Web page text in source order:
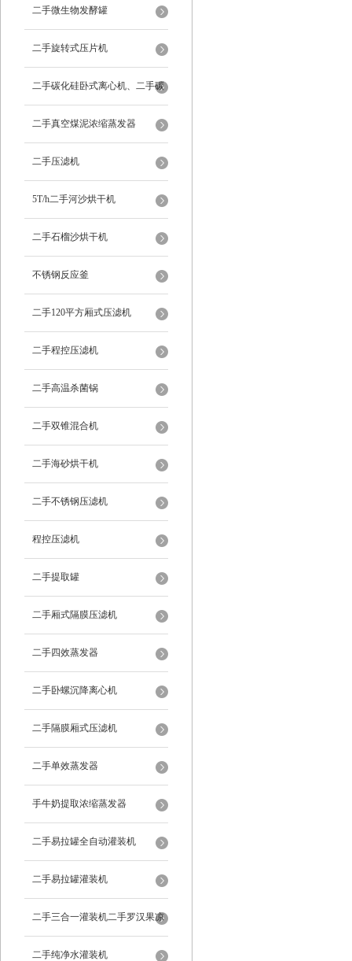
二手微生物发酵罐
二手旋转式压片机
二手碳化硅卧式离心机、二手碳
化硅分级机、二手碳化硅水洗离
心机
二手真空煤泥浓缩蒸发器
二手压滤机
5T/h二手河沙烘干机
二手石榴沙烘干机
不锈钢反应釜
二手120平方厢式压滤机
二手程控压滤机
二手高温杀菌锅
二手双锥混合机
二手海砂烘干机
二手不锈钢压滤机
程控压滤机
二手提取罐
二手厢式隔膜压滤机
二手四效蒸发器
二手卧螺沉降离心机
二手隔膜厢式压滤机
二手单效蒸发器
手牛奶提取浓缩蒸发器
二手易拉罐全自动灌装机
二手易拉罐灌装机
二手三合一灌装机二手罗汉果凉
茶灌装机
二手纯净水灌装机